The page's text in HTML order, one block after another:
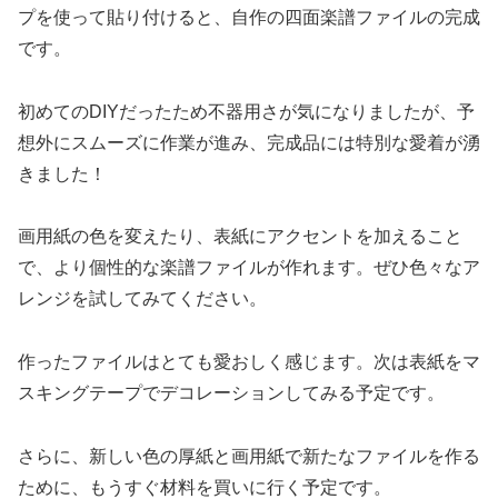
プを使って貼り付けると、自作の四面楽譜ファイルの完成
です。
初めてのDIYだったため不器用さが気になりましたが、予
想外にスムーズに作業が進み、完成品には特別な愛着が湧
きました！
画用紙の色を変えたり、表紙にアクセントを加えること
で、より個性的な楽譜ファイルが作れます。ぜひ色々なア
レンジを試してみてください。
作ったファイルはとても愛おしく感じます。次は表紙をマ
スキングテープでデコレーションしてみる予定です。
さらに、新しい色の厚紙と画用紙で新たなファイルを作る
ために、もうすぐ材料を買いに行く予定です。